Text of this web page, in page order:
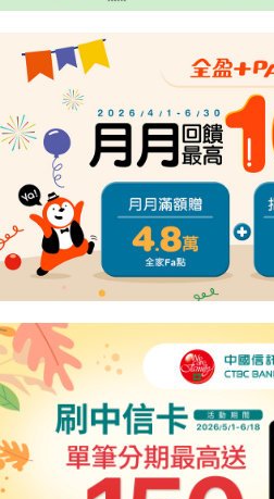
時審查核予不同之上限額度；若仍有額度
５．嚴禁一人註冊多個帳號或使用他人資
恩沛科技股份有限公司將有權停止該用戶